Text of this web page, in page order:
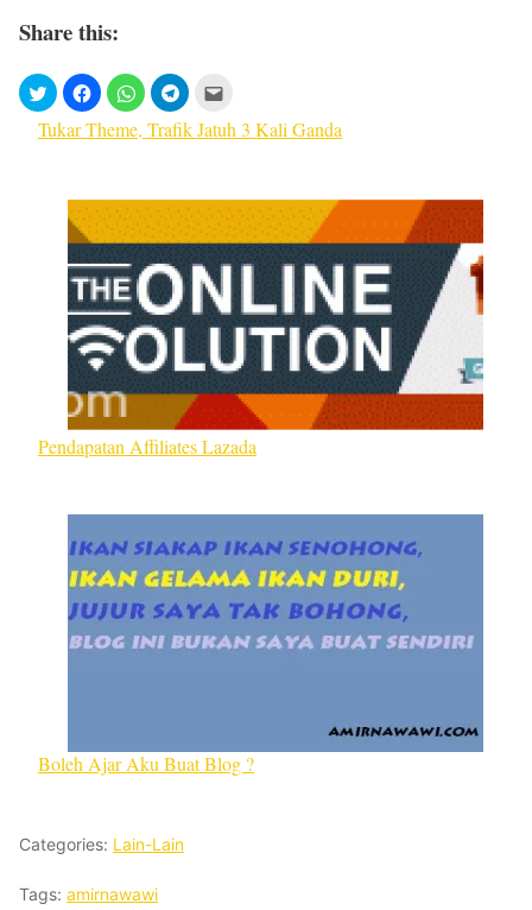
Share this:
Tukar Theme, Trafik Jatuh 3 Kali Ganda
Pendapatan Affiliates Lazada
Boleh Ajar Aku Buat Blog ?
Categories: Lain-Lain
Tags: amirnawawi